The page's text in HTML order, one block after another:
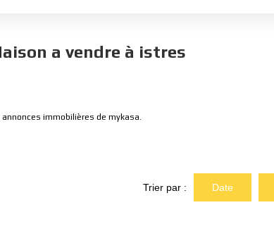
a vendre à istres
immobilières de mykasa.
Trier par : Date